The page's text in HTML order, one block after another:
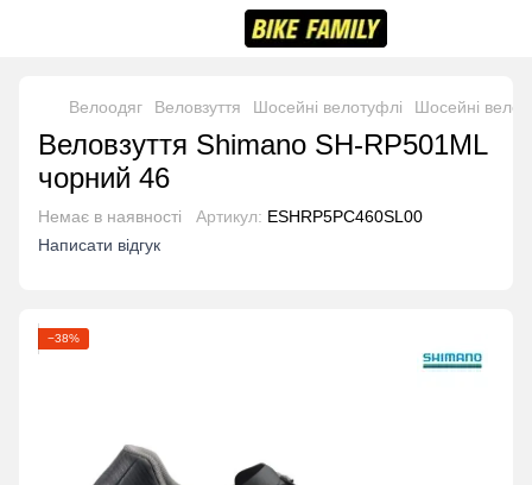
Велоодяг Веловзуття Шосейні велотуфлі Шосейні
Веловзуття Shimano SH-RP501ML
чорний 46
Немає в наявності Артикул: ESHRP5PC460SL00
Написати відгук
−38%